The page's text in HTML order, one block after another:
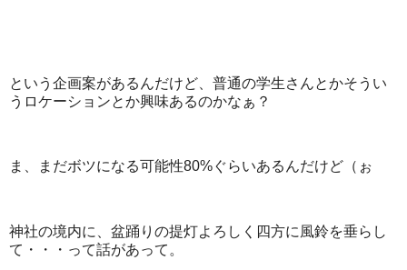
という企画案があるんだけど、普通の学生さんとかそうい
うロケーションとか興味あるのかなぁ？
ま、まだボツになる可能性80%ぐらいあるんだけど（ぉ
神社の境内に、盆踊りの提灯よろしく四方に風鈴を垂らし
て・・・って話があって。